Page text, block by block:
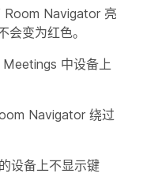
Navigator 亮
会变为红色。
中设备上
Navigator 绕过
设备上不显示键